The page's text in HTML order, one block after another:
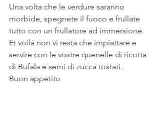
Una volta che le verdure saranno
morbide, spegnete il fuoco e frullate
tutto con un frullatore ad immersione.
Et voilà non vi resta che impiattare e
servire con le vostre quenelle di ricotta
di Bufala e semi di zucca tostati..
Buon appetito